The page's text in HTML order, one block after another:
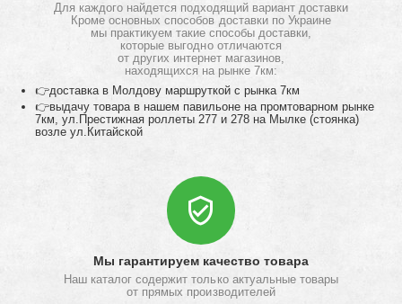
Для каждого найдется подходящий вариант доставки
Кроме основных способов доставки по Украине
мы практикуем такие способы доставки,
которые выгодно отличаются
от других интернет магазинов,
находящихся на рынке 7км:
👉доставка в Молдову маршруткой с рынка 7км
👉выдачу товара в нашем павильоне на промтоварном рынке
7км, ул.Престижная роллеты 277 и 278 на Мылке (стоянка)
возле ул.Китайской
Мы гарантируем качество товара
Наш каталог содержит только актуальные товары
от прямых производителей